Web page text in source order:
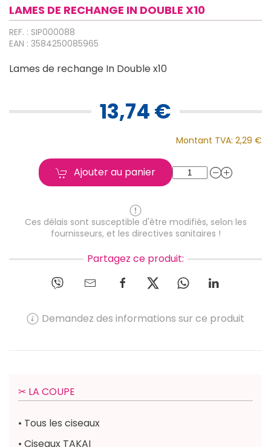
LAMES DE RECHANGE IN DOUBLE X10
REF. : SIP000088
EAN : 3584250085965
Lames de rechange In Double x10
13,74 €
Montant TVA: 2,29 €
Ajouter au panier
Ces délais sont susceptible d'être modifiés, selon les
fournisseurs, et les directives sanitaires !
Partagez ce produit:
Demandez des informations sur ce produit
✂︎ LA COUPE
• Tous les ciseaux
• Ciseaux TAKAI